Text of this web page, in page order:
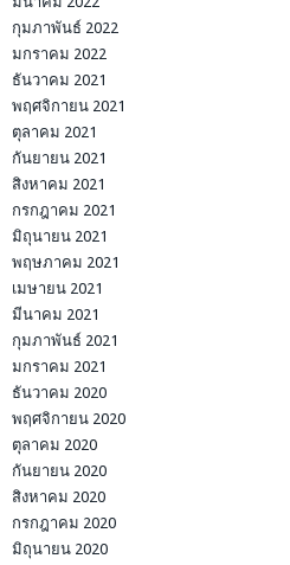
กุมภาพันธ์ 2022
มกราคม 2022
ธันวาคม 2021
พฤศจิกายน 2021
ตุลาคม 2021
กันยายน 2021
สิงหาคม 2021
กรกฎาคม 2021
มิถุนายน 2021
พฤษภาคม 2021
เมษายน 2021
มีนาคม 2021
กุมภาพันธ์ 2021
มกราคม 2021
ธันวาคม 2020
พฤศจิกายน 2020
ตุลาคม 2020
กันยายน 2020
สิงหาคม 2020
กรกฎาคม 2020
มิถุนายน 2020